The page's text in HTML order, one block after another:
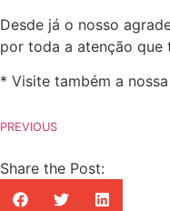
Desde já o nosso
por toda a atenção que
* Visite também a
PREVIOUS
Share the Post: